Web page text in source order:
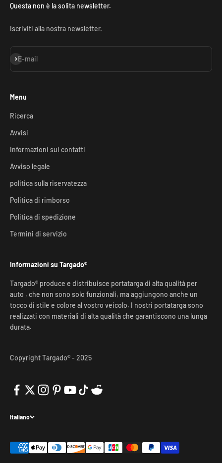
Questa non è la solita newsletter.
Iscriviti alla nostra newsletter.
E-mail
Iscriviti alla newsletter
Menu
Ricerca
Avvisi
Informazioni sui contatti
Avviso legale
politica sulla riservatezza
Politica di rimborso
Politica di spedizione
Termini di servizio
Informazioni su Targado®
Targado® produce e distribuisce portatarga di alta qualità per
auto , che non sono solo funzionali, ma aggiungono anche un
tocco di stile e colore al vostro veicolo. I nostri portatarga sono
realizzati con materiali di alta qualità che garantiscono una lunga
durata.
Copyright Targado® - 2025
Italiano